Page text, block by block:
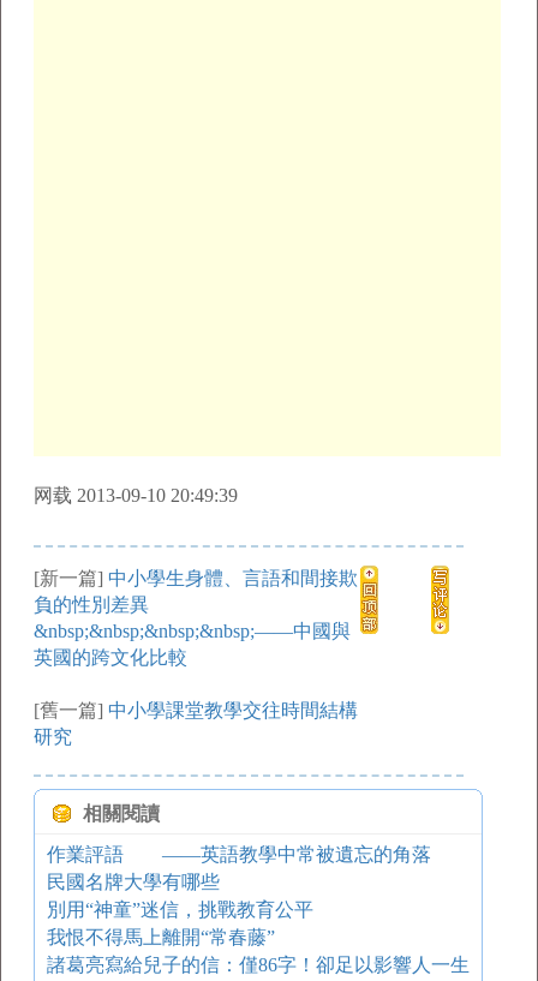
网载 2013-09-10 20:49:39
[新一篇] 中小學生身體、言語和間接欺
負的性別差異
&nbsp;&nbsp;&nbsp;&nbsp;——中國與
英國的跨文化比較
[舊一篇] 中小學課堂教學交往時間結構
研究
相關閱讀
作業評語 ——英語教學中常被遺忘的角落
民國名牌大學有哪些
別用“神童”迷信，挑戰教育公平
我恨不得馬上離開“常春藤”
諸葛亮寫給兒子的信：僅86字！卻足以影響人一生